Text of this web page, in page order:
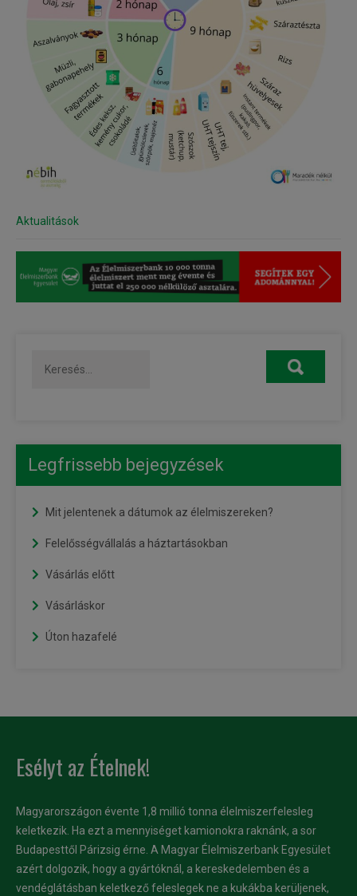
Aktualitások
Legfrissebb bejegyzések
Mit jelentenek a dátumok az élelmiszereken?
Felelősségvállalás a háztartásokban
Vásárlás előtt
Vásárláskor
Úton hazafelé
Esélyt az Ételnek!
Magyarországon évente 1,8 millió tonna élelmiszerfelesleg
keletkezik. Ha ezt a mennyiséget kamionokra raknánk, a sor
Budapesttől Párizsig érne. A Magyar Élelmiszerbank Egyesület
azért dolgozik, hogy a gyártóknál, a kereskedelemben és a
vendéglátásban keletkező feleslegek ne a kukákba kerüljenek,